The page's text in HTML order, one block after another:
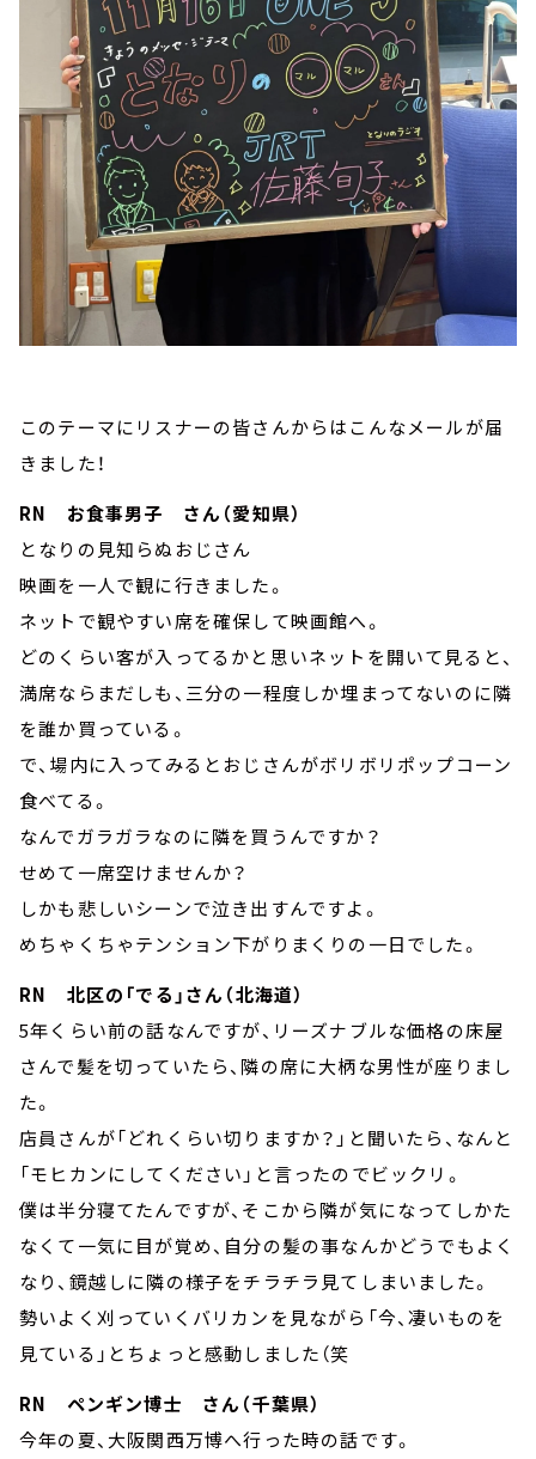
このテーマにリスナーの皆さんからはこんなメールが届
きました！
RN お食事男子 さん（愛知県）
となりの見知らぬおじさん
映画を一人で観に行きました。
ネットで観やすい席を確保して映画館へ。
どのくらい客が入ってるかと思いネットを開いて見ると、
満席ならまだしも、三分の一程度しか埋まってないのに隣
を誰か買っている。
で、場内に入ってみるとおじさんがボリボリポップコーン
食べてる。
なんでガラガラなのに隣を買うんですか？
せめて一席空けませんか？
しかも悲しいシーンで泣き出すんですよ。
めちゃくちゃテンション下がりまくりの一日でした。
RN 北区の「でる」さん（北海道）
5年くらい前の話なんですが、リーズナブルな価格の床屋
さんで髪を切っていたら、隣の席に大柄な男性が座りまし
た。
店員さんが「どれくらい切りますか？」と聞いたら、なんと
「モヒカンにしてください」と言ったのでビックリ。
僕は半分寝てたんですが、そこから隣が気になってしかた
なくて一気に目が覚め、自分の髪の事なんかどうでもよく
なり、鏡越しに隣の様子をチラチラ見てしまいました。
勢いよく刈っていくバリカンを見ながら「今、凄いものを
見ている」とちょっと感動しました（笑
RN ペンギン博士 さん（千葉県）
今年の夏、大阪関西万博へ行った時の話です。